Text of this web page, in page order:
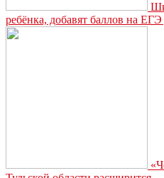
ребёнка, добавят баллов на